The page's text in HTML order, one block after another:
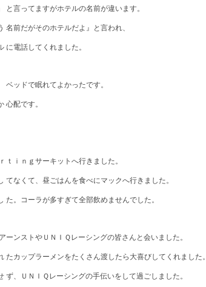
と言ってますがホテルの名前が違います。
名前だがそのホテルだよ』と言われ、
に電話してくれました。
ベッドで眠れてよかったです。
心配です。
ｉｎｇサーキットへ行きました。
てなくて、昼ごはんを食べにマックへ行きました。
た。コーラが多すぎて全部飲めませんでした。
ーンストやＵＮＩＱレーシングの皆さんと会いました。
たカップラーメンをたくさん渡したら大喜びしてくれました。
ず、ＵＮＩＱレーシングの手伝いをして過ごしました。